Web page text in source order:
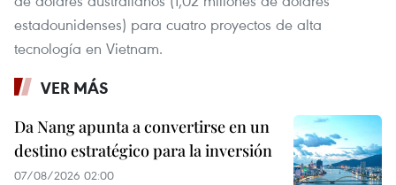
estadounidenses) para cuatro proyectos de alta
tecnología en Vietnam.
VER MÁS
Da Nang apunta a convertirse en un
destino estratégico para la inversión
07/08/2026 02:00